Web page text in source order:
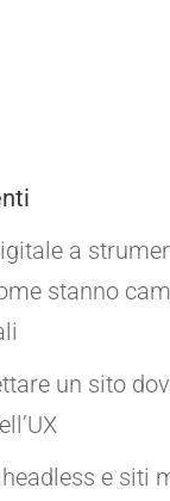
a
stanno
un sito
e siti